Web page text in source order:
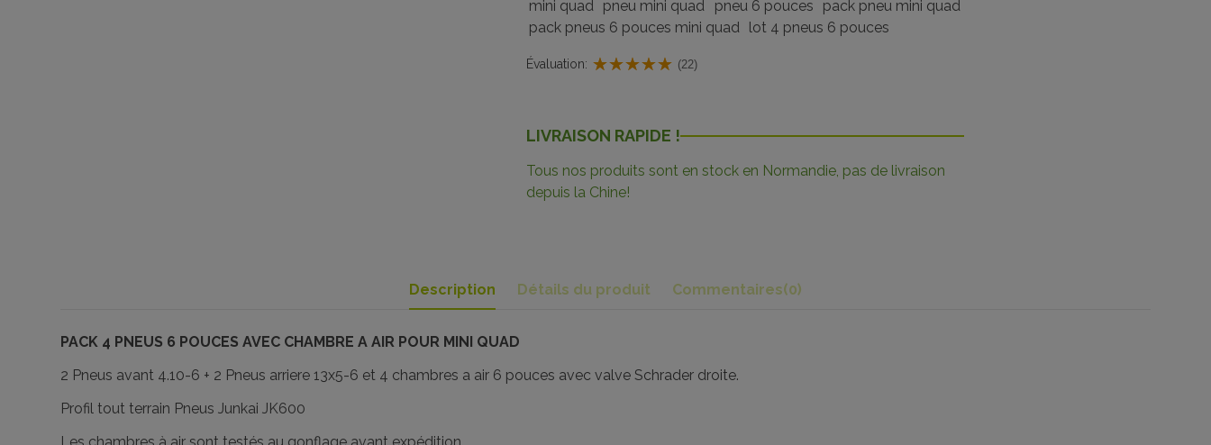
mini quad pneu mini quad pneu 6 pouces
pack pneu mini quad
pack pneus 6 pouces mini quad lot 4 pneus 6 pouces
Évaluation: (22)
LIVRAISON RAPIDE !
Tous nos produits sont en stock en Normandie, pas de livraison
depuis la Chine!
Description Détails du produit Commentaires(0)
PACK 4 PNEUS 6 POUCES AVEC CHAMBRE A AIR POUR MINI QUAD
2 Pneus avant 4.10-6 + 2 Pneus arriere 13x5-6 et 4 chambres a air 6 pouces avec valve Schrader droite.
Profil tout terrain Pneus Junkai JK600